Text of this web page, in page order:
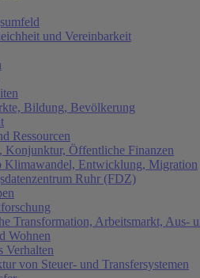
und Vereinbarkeit
Bildung, Bevölkerung
Ressourcen
Konjunktur, Öffentliche Finanzen
Klimawandel, Entwicklung, Migration
Ruhr (FDZ)
Transformation, Arbeitsmarkt, Aus-
Wohnen
Verhalten
von Steuer- und Transfersystemen